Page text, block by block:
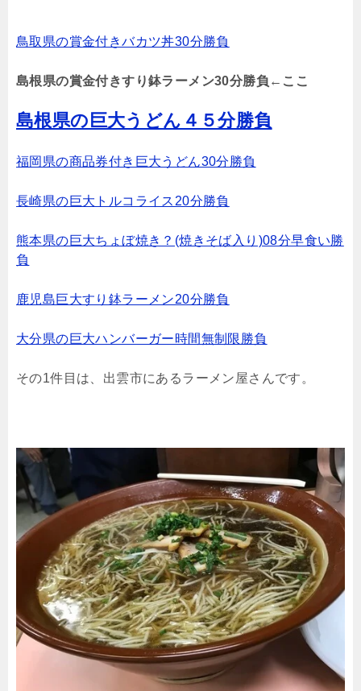
鳥取県の賞金付きバカツ丼30分勝負
島根県の賞金付きすり鉢ラーメン30分勝負←ここ
島根県の巨大うどん４５分勝負
福岡県の商品券付き巨大うどん30分勝負
長崎県の巨大トルコライス20分勝負
熊本県の巨大ちょぼ焼き？(焼きそば入り)08分早食い勝
負
鹿児島巨大すり鉢ラーメン20分勝負
大分県の巨大ハンバーガー時間無制限勝負
その1件目は、出雲市にあるラーメン屋さんです。